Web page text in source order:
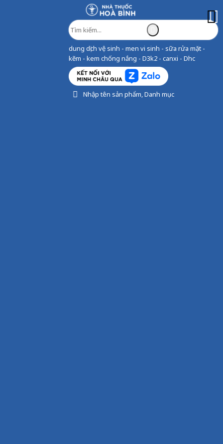
dung dịch vệ sinh - men vi sinh - sữa rửa mặt -
kẽm - kem chống nắng - D3k2 - canxi - Dhc
Nhập tên sản phẩm, Danh mục